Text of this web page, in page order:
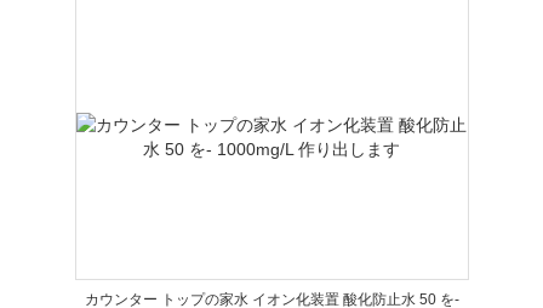
カウンター トップの家水 イオン化装置 酸化防止水 50 を-